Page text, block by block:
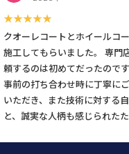
★★★★★
クオーレコートとホイールコ
施工してもらいました。 専門店に依
頼するのは初めてだったので
事前の打ち合わせ時に丁寧に
いただき、また技術に対する
と、誠実な人柄も感じられた